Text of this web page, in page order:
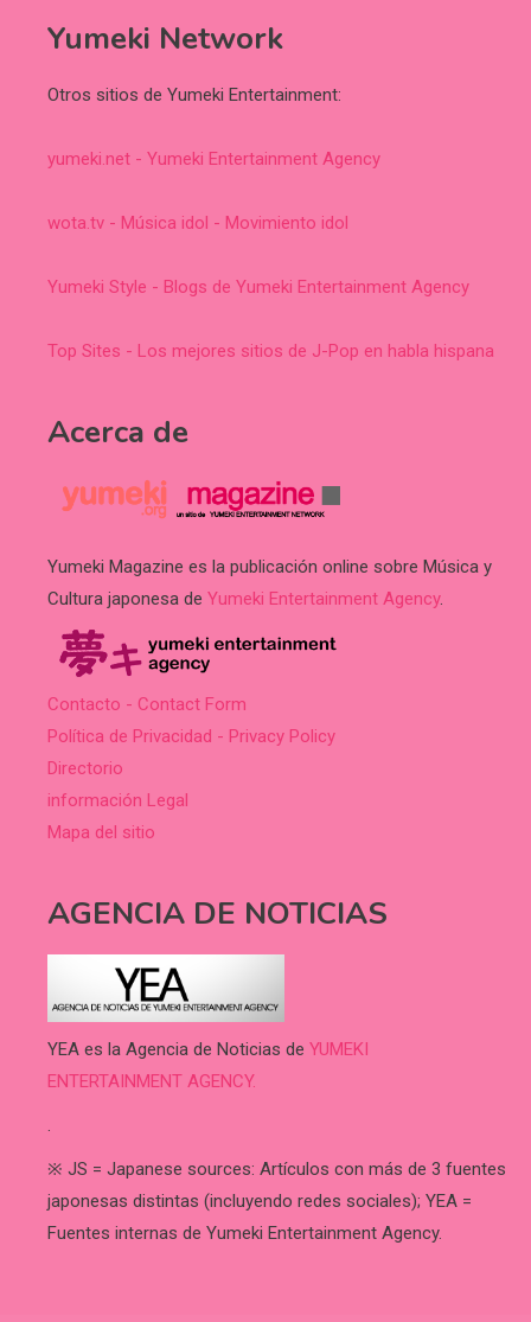
Yumeki Network
Otros sitios de Yumeki Entertainment:
yumeki.net - Yumeki Entertainment Agency
wota.tv - Música idol - Movimiento idol
Yumeki Style - Blogs de Yumeki Entertainment Agency
Top Sites - Los mejores sitios de J-Pop en habla hispana
Acerca de
Yumeki Magazine es la publicación online sobre Música y
Cultura japonesa de Yumeki Entertainment Agency.
Contacto - Contact Form
Política de Privacidad - Privacy Policy
Directorio
información Legal
Mapa del sitio
AGENCIA DE NOTICIAS
YEA es la Agencia de Noticias de YUMEKI
ENTERTAINMENT AGENCY.
.
※ JS = Japanese sources: Artículos con más de 3 fuentes
japonesas distintas (incluyendo redes sociales); YEA =
Fuentes internas de Yumeki Entertainment Agency.